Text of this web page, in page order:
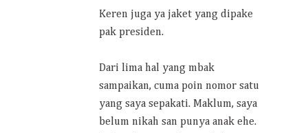
Keren juga ya jaket yang dipake
pak presiden.
Dari lima hal yang mbak
sampaikan, cuma poin nomor satu
yang saya sepakati. Maklum, saya
belum nikah san punya anak ehe.